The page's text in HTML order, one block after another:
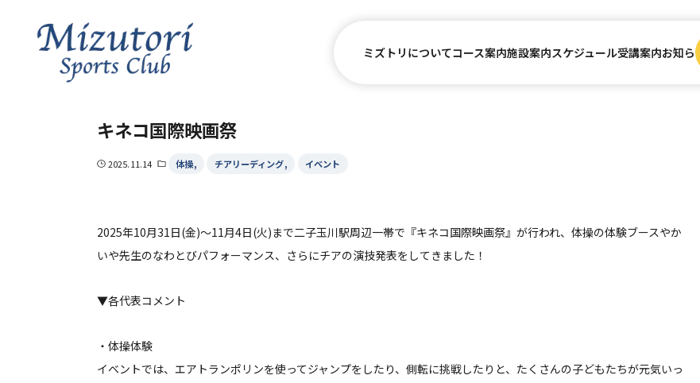
ミズトリについてコース案内施設案内スケジュール受講案内お知らせ
キネコ国際映画祭
2025.11.14 体操 チアリーディング イベント
2025年10月31日(金)～11月4日(火)まで二子玉川駅周辺一帯で『キネコ国際映画祭』が行われ、体操の体験ブースやか
いや先生のなわとびパフォーマンス、さらにチアの演技発表をしてきました！
▼各代表コメント
・体操体験
イベントでは、エアトランポリンを使ってジャンプをしたり、側転に挑戦したりと、たくさんの子どもたちが元気いっ